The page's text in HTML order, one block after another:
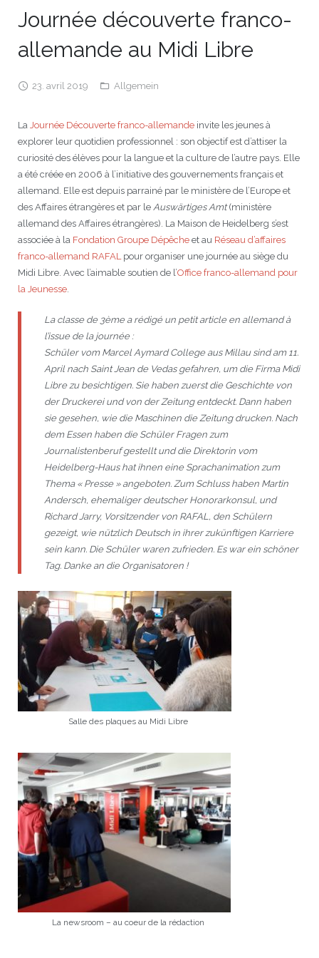
Niveaux de base
Perfectionnement
Cours thématiques
Atelier de chant
Formation professionnelle
Cours enfants / ados
Cours particuliers
Stages intensifs
Centre d’examens
Inscriptions et tarifs
Tandem linguistique
Infos profs d’allemand
Matériel pédagogique
Formation des enseignants
Infos pour les parents
Section Internationale Allemand
AbiBac
Cercle de lecture
Onleihe – Prêt en ligne
écolotude
Conseil de mobilité
Coaching individuel
Point info
Volontariat écologique
Opportunités
Petites annonces
Parcourir les annonces
Rédiger une annonce
Brieffreunde@correspondants
Classe@Klasse
Inscription pour les classes françaises
Anmeldung für deutsche Klassen
Inscription à notre newsletter
Actualités
Notre équipe
Equipe de Montpellier
Equipe de Heidelberg
Jumelage Heidelberg / Montpellier
50 ans en 2016
Maison de Montpellier
Plan d’accès
Partenaires institutionnels
Coopérations culturelles et pédagogiques
Réseaux franco-allemands en LR
Réseau d’affaires
Liens utiles
JEU
Les Mystères de Heidelberg
99Ballons
Journée découverte franco-
allemande au Midi Libre
23. avril 2019 Allgemein
La Journée Découverte franco-allemande invite les jeunes à
explorer leur quotidien professionnel : son objectif est d’attiser la
curiosité des élèves pour la langue et la culture de l’autre pays. Elle
a été créée en 2006 à l’initiative des gouvernements français et
allemand. Elle est depuis parrainé par le ministère de l’Europe et
des Affaires étrangères et par le Auswärtiges Amt(ministère
allemand des Affaires étrangères). La Maison de Heidelberg s’est
associée à la Fondation Groupe Dépêche et au Réseau d’affaires
franco-allemand RAFALpour organiser une journée au siège du
Midi Libre. Avec l’aimable soutien de l’Office franco-allemand pour
la Jeunesse.
La classe de 3ème a rédigé un petit article en allemand à
l’issue de la journée :
Schüler vom Marcel Aymard College aus Millau sind am 11.
April nach Saint Jean de Vedas gefahren, um die Firma Midi
Libre zu besichtigen. Sie haben zuerst die Geschichte von
der Druckerei und von der Zeitung entdeckt. Dann haben
sie gesehen, wie die Maschinen die Zeitung drucken. Nach
dem Essen haben die Schüler Fragen zum
Journalistenberuf gestellt und die Direktorin vom
Heidelberg-Haus hat ihnen eine Sprachanimation zum
Thema « Presse » angeboten. Zum Schluss haben Martin
Andersch, ehemaliger deutscher Honorarkonsul, und
Richard Jarry, Vorsitzender von RAFAL, den Schülern
gezeigt, wie nützlich Deutsch in ihrer zukünftigen Karriere
sein kann. Die Schüler waren zufrieden. Es war ein schöner
Tag. Danke an die Organisatoren !
Salle des plaques au Midi Libre
La newsroom – au coeur de la rédaction